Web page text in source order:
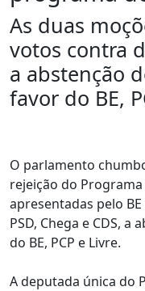
As duas
votos contra
a abstenção
favor do BE,
O parlamento
rejeição do
apresentadas pelo
PSD, Chega e CDS, a
do BE, PCP e Livre.
A deputada única do